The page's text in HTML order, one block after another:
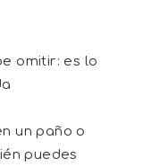
omitir: es lo
un paño o
puedes